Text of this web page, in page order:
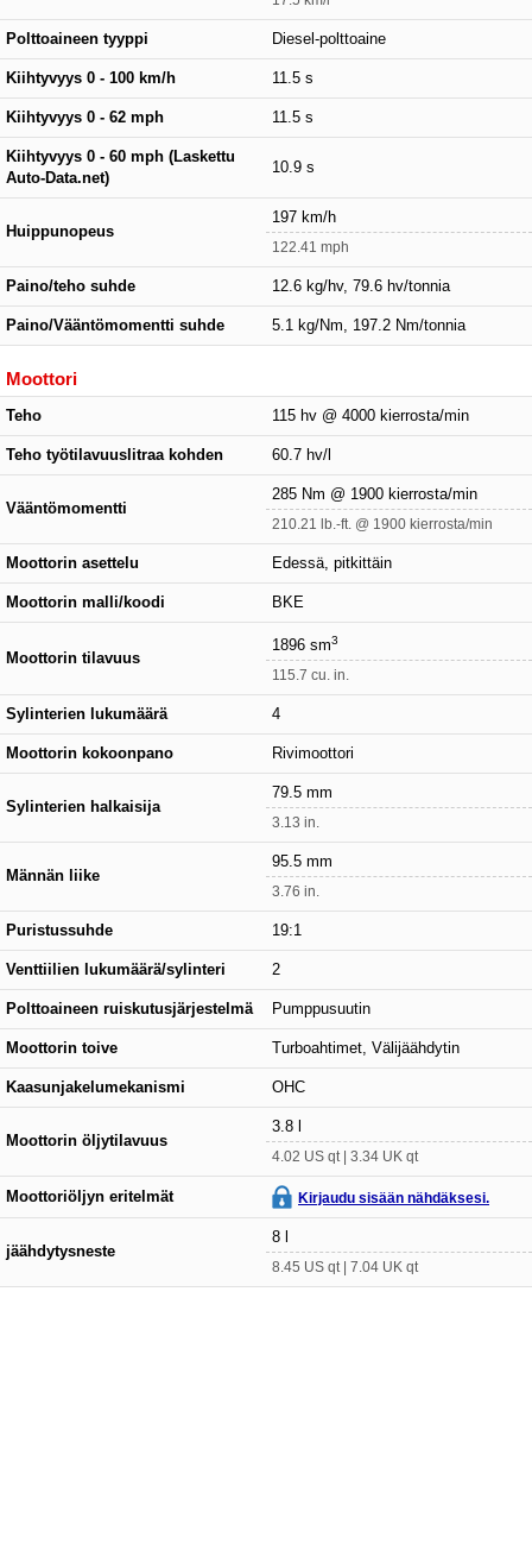
Polttoaineen tyyppi Diesel-polttoaine
Kiihtyvyys 0 - 100 km/h 11.5 s
Kiihtyvyys 0 - 62 mph 11.5 s
Kiihtyvyys 0 - 60 mph (Laskettu
Auto-Data.net)
10.9 s
Huippunopeus
197 km/h
122.41 mph
Paino/teho suhde 12.6 kg/hv, 79.6 hv/tonnia
Paino/Vääntömomentti suhde 5.1 kg/Nm, 197.2 Nm/tonnia
Moottori
Teho 115 hv @ 4000 kierrosta/min
Teho työtilavuuslitraa kohden 60.7 hv/l
Vääntömomentti
285 Nm @ 1900 kierrosta/min
210.21 lb.-ft. @ 1900 kierrosta/min
Moottorin asettelu Edessä, pitkittäin
Moottorin malli/koodi BKE
Moottorin tilavuus
1896 sm3
115.7 cu. in.
Sylinterien lukumäärä 4
Moottorin kokoonpano Rivimoottori
Sylinterien halkaisija
79.5 mm
3.13 in.
Männän liike
95.5 mm
3.76 in.
Puristussuhde 19:1
Venttiilien lukumäärä/sylinteri 2
Polttoaineen ruiskutusjärjestelmä Pumppusuutin
Moottorin toive Turboahtimet, Välijäähdytin
Kaasunjakelumekanismi OHC
Moottorin öljytilavuus
3.8 l
4.02 US qt | 3.34 UK qt
Moottoriöljyn eritelmät Kirjaudu sisään nähdäksesi.
jäähdytysneste
8 l
8.45 US qt | 7.04 UK qt